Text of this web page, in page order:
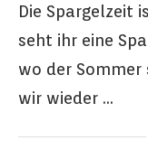
Die Spargelzeit
seht ihr eine
wo der
wir wieder …